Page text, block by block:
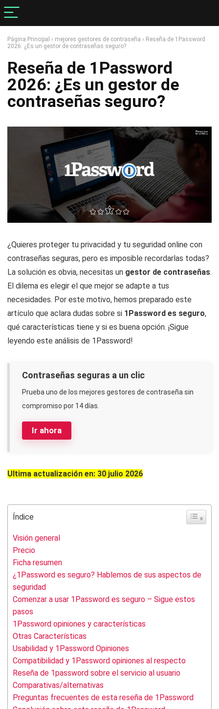
Página Principal › mejores gestores de contraseña › Reseña de 1Password
2026: ¿Es un gestor de contraseñas seguro?
Reseña de 1Password
2026: ¿Es un gestor de
contraseñas seguro?
¿Quieres proteger tu privacidad y tu seguridad online con
contraseñas seguras, pero es imposible recordarlas todas?
La solución es obvia, necesitas un gestor de contraseñas.
El dilema es elegir el que mejor se adapte a tus
necesidades. Por este motivo, hemos preparado este
artículo que aclara dudas sobre si 1Password es seguro,
qué características tiene y si es buena opción. ¡Sigue
leyendo este análisis de 1Password!
Ir ahora
Contraseñas seguras a un clic
Prueba uno de los mejores gestores de contraseña sin
compromiso por 14 días.
Ultima actualización en: 30 julio 2026
Índice
Visión general
Precio
Ficha resumen
¿1Password es seguro? Hablemos de sus aspectos de
seguridad
Comenzar a usar 1Password es seguro – Sigue estos
pasos
1Password opiniones y características
Otras Características
Usabilidad y 1Password Opiniones
Compatibilidad y 1Password opiniones al respecto
Reseña de 1password sobre el servicio al usuario
Comparativas/alternativas
Preguntas frecuentes de esta reseña de 1Password